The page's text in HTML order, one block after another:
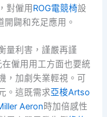
對僱用 ROG電競椅設
開闢和充足應用。
量利害，謹嚴再謹
在僱用用工方面也要統
，加劇失業輕視。可
。這既需求亞梭Artso
Aeron時加倍感性